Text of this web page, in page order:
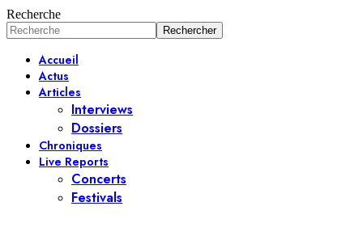
Recherche
Accueil
Actus
Articles
Interviews
Dossiers
Chroniques
Live Reports
Concerts
Festivals